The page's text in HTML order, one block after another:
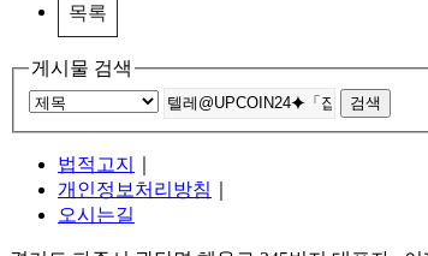
목록
게시물 검색
법적고지
개인정보처리방침
오시는길